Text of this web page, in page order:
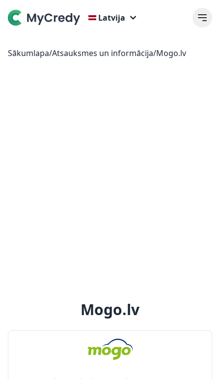
Latvija
Sākumlapa/Atsauksmes un informācija/Mogo.lv
Mogo.lv